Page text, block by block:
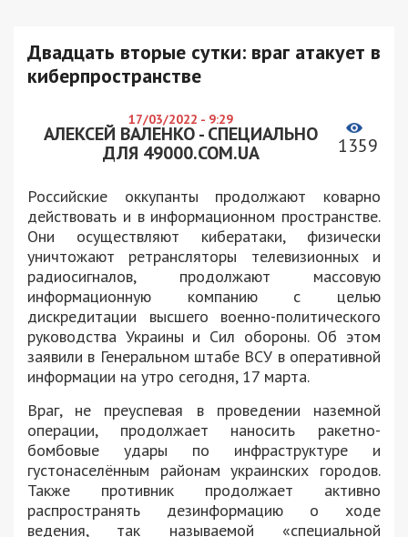
Двадцать вторые сутки: враг атакует в
киберпространстве
17/03/2022 - 9:29
АЛЕКСЕЙ ВАЛЕНКО - СПЕЦИАЛЬНО
ДЛЯ 49000.COM.UA
1359
Российские оккупанты продолжают коварно
действовать и в информационном пространстве.
Они осуществляют кибератаки, физически
уничтожают ретрансляторы телевизионных и
радиосигналов, продолжают массовую
информационную компанию с целью
дискредитации высшего военно-политического
руководства Украины и Сил обороны. Об этом
заявили в Генеральном штабе ВСУ в оперативной
информации на утро сегодня, 17 марта.
Враг, не преуспевая в проведении наземной
операции, продолжает наносить ракетно-
бомбовые удары по инфраструктуре и
густонаселённым районам украинских городов.
Также противник продолжает активно
распространять дезинформацию о ходе
ведения, так называемой «специальной